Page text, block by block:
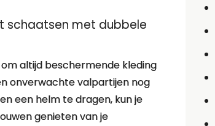
schaatsen met dubbele
altijd beschermende kleding
onverwachte valpartijen nog
een helm te dragen, kun je
genieten van je